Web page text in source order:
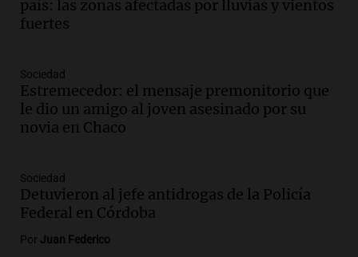
Panorama Federal
Episodios
del incendio forestal en Villa Yacanto
Ahora país
Episodios
la mujer quemada en la E-53: por qué
detuvieron a su esposo
Ahora país
Audio.Ulpiano Suárez se lanza como
país: las zonas afectadas por lluvias y vientos
fuertes
Sociedad
Estremecedor: el mensaje premonitorio que
le dio un amigo al joven asesinado por su
novia en Chaco
Sociedad
Detuvieron al jefe antidrogas de la Policía
Federal en Córdoba
Por Juan Federico